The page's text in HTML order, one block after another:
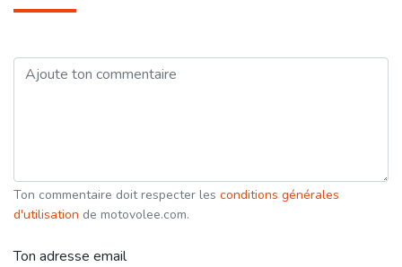
Ton commentaire doit respecter les conditions générales
d'utilisation de motovolee.com.
Ton adresse email